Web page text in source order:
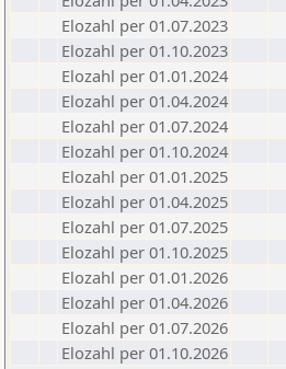
Elozahl per 01.07.2023
Elozahl per 01.10.2023
Elozahl per 01.01.2024
Elozahl per 01.04.2024
Elozahl per 01.07.2024
Elozahl per 01.10.2024
Elozahl per 01.01.2025
Elozahl per 01.04.2025
Elozahl per 01.07.2025
Elozahl per 01.10.2025
Elozahl per 01.01.2026
Elozahl per 01.04.2026
Elozahl per 01.07.2026
Elozahl per 01.10.2026